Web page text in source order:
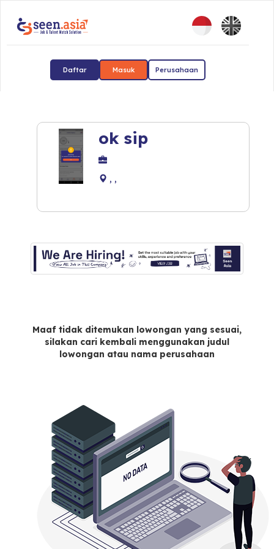
Daftar Masuk Perusahaan
ok sip
, ,
Maaf tidak ditemukan lowongan yang sesuai,
silakan cari kembali menggunakan judul
lowongan atau nama perusahaan